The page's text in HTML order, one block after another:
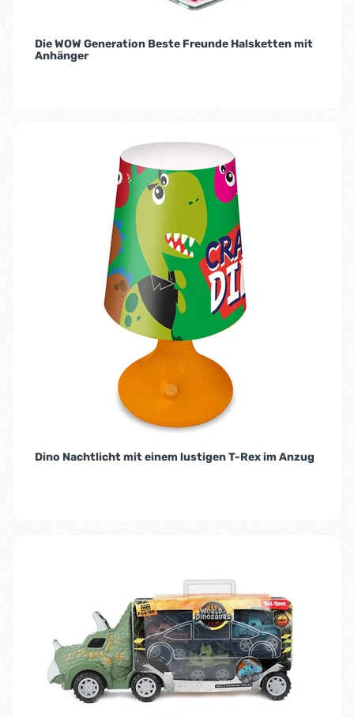
Die WOW Generation Beste Freunde Halsketten mit
Anhänger
Dino Nachtlicht mit einem lustigen T-Rex im Anzug